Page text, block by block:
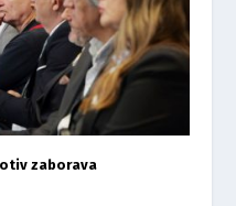
zaborava